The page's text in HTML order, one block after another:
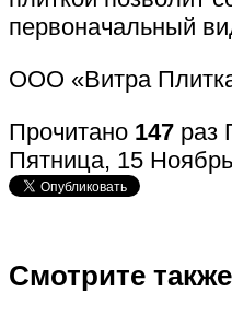
первоначальный
ООО «Витра
Прочитано 147 раз
Пятница, 15
Смотрите